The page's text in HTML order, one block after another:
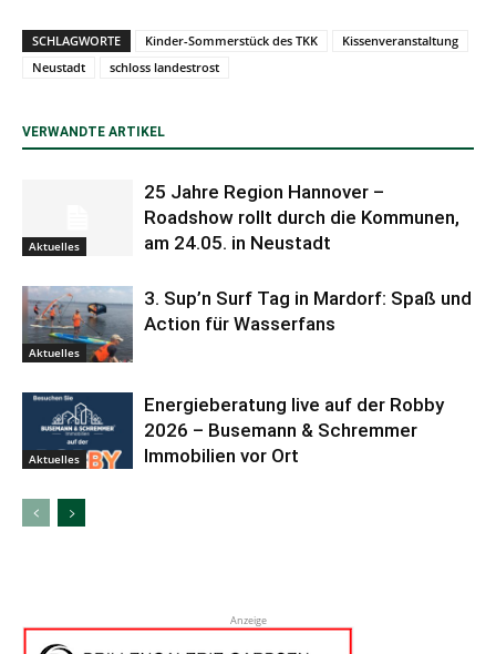
SCHLAGWORTE Kinder-Sommerstück des TKK
Kissenveranstaltung
Neustadt
schloss landestrost
VERWANDTE ARTIKEL
Aktuelles
25 Jahre Region Hannover –
Roadshow rollt durch die Kommunen,
am 24.05. in Neustadt
Aktuelles
3. Sup’n Surf Tag in Mardorf: Spaß und
Action für Wasserfans
Aktuelles
Energieberatung live auf der Robby
2026 – Busemann & Schremmer
Immobilien vor Ort
Anzeige